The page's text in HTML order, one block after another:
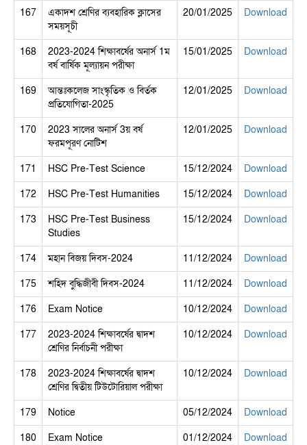
167
একাদশ শ্রেণির ব্যবহারিক ক্লাসের
সময়সূচী
20/01/2025 Download
168
2023-2024 শিক্ষাবর্ষের অনার্স 1ম
বর্ষ বার্ষিক মূল্যায়ন পরীক্ষা
15/01/2025 Download
169
আন্তঃকলেজ সাংস্কৃতিক ও বির্তক
প্রতিযোগিতা-2025
12/01/2025 Download
170
2023 সালের অনার্স 3য় বর্ষ
ফরমপূরণ নোটিশ
12/01/2025 Download
171 HSC Pre-Test Science 15/12/2024
Download
172
HSC Pre-Test Humanities 15/12/2024
Download
173
HSC Pre-Test Business
Studies
15/12/2024 Download
174 মহান বিজয় দিবস-2024 11/12/2024
Download
175
শহিদ বুদ্ধিজীবী দিবস-2024 11/12/2024
Download
176
Exam Notice 10/12/2024
Download
177
2023-2024 শিক্ষাবর্ষের দ্বাদশ
শ্রেণির নির্বাচনী পরীক্ষা
10/12/2024 Download
178
2023-2024 শিক্ষাবর্ষের দ্বাদশ
শ্রেণির দ্বিতীয় টিউটোরিয়াল পরীক্ষা
10/12/2024 Download
179 Notice 05/12/2024
Download
180
Exam Notice 01/12/2024
Download